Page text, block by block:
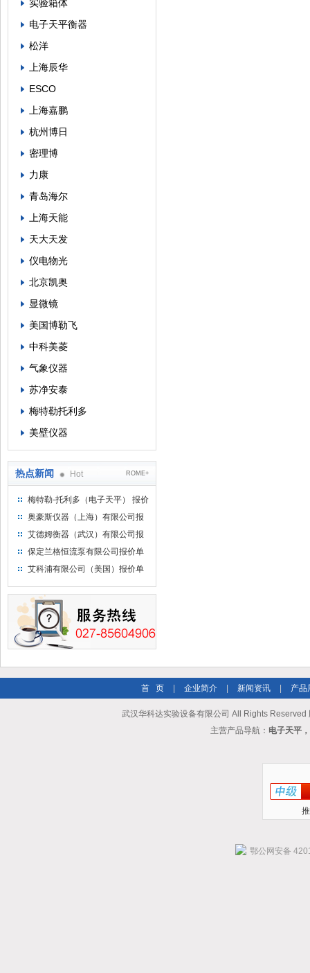
实验箱体
电子天平衡器
松洋
上海辰华
ESCO
上海嘉鹏
杭州博日
密理博
力康
青岛海尔
上海天能
天大天发
仪电物光
北京凯奥
显微镜
美国博勒飞
中科美菱
气象仪器
苏净安泰
梅特勒托利多
美壁仪器
热点新闻 Hot ROME+
梅特勒-托利多（电子天平） 报价
单
奥豪斯仪器（上海）有限公司报
价单
艾德姆衡器（武汉）有限公司报
价单
保定兰格恒流泵有限公司报价单
艾科浦有限公司（美国）报价单
首 页 企业简介 新闻资讯 产品
武汉华科达实验设备有限公司 All Rights Reserved
主营产品导航： 电子天平
鄂公网安备